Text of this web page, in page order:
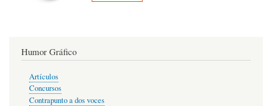
Humor Gráfico
Artículos
Concursos
Contrapunto a dos voces